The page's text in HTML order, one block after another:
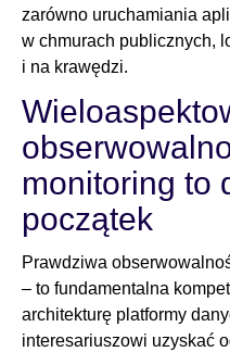
zarówno uruchamiania
w chmurach publicznych,
i na krawędzi.
monitoring to
początek
Prawdziwa
– to fundamentalna
architekturę platformy
interesariuszowi uzyskać